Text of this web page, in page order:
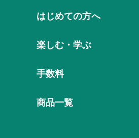
はじめての方へ
楽しむ・学ぶ
手数料
商品一覧